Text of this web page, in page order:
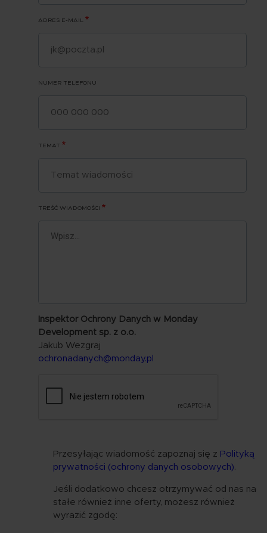
ADRES E-MAIL
NUMER TELEFONU
TEMAT
TREŚĆ WIADOMOŚCI
Inspektor Ochrony Danych w Monday
Development sp. z o.o.
Jakub Wezgraj
ochronadanych@monday.pl
Przesyłając wiadomość zapoznaj się z Polityką
prywatności (ochrony danych osobowych).
Jeśli dodatkowo chcesz otrzymywać od nas na
stałe również inne oferty, możesz również
wyrazić zgodę: